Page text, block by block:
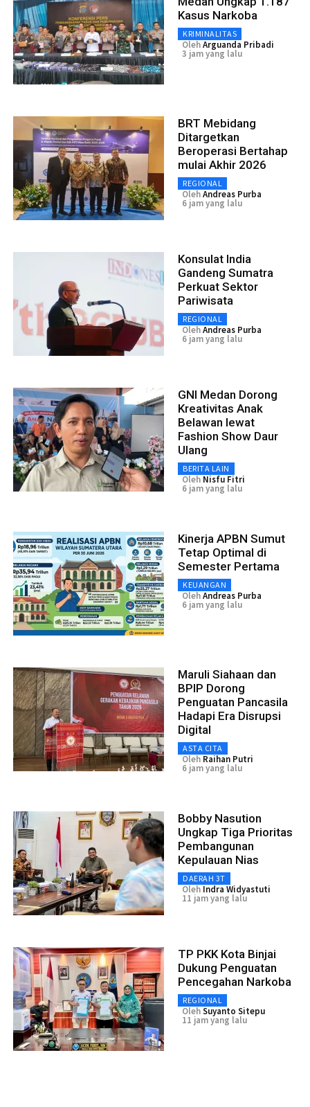
Kasus Narkoba
KRIMINALITAS
OlehArguanda Pribadi
3 jam yang lalu
BRT Mebidang
Ditargetkan
Beroperasi Bertahap
mulai Akhir 2026
REGIONAL
OlehAndreas Purba
6 jam yang lalu
Konsulat India
Gandeng Sumatra
Perkuat Sektor
Pariwisata
REGIONAL
OlehAndreas Purba
6 jam yang lalu
GNI Medan Dorong
Kreativitas Anak
Belawan lewat
Fashion Show Daur
Ulang
BERITA LAIN
Oleh Nisfu Fitri
6 jam yang lalu
Kinerja APBN Sumut
Tetap Optimal di
Semester Pertama
KEUANGAN
OlehAndreas Purba
6 jam yang lalu
Maruli Siahaan dan
BPIP Dorong
Penguatan Pancasila
Hadapi Era Disrupsi
Digital
ASTA CITA
Oleh Raihan Putri
6 jam yang lalu
Bobby Nasution
Ungkap Tiga Prioritas
Pembangunan
Kepulauan Nias
DAERAH 3T
Oleh Indra Widyastuti
11 jam yang lalu
TP PKK Kota Binjai
Dukung Penguatan
Pencegahan Narkoba
REGIONAL
OlehSuyanto Sitepu
11 jam yang lalu